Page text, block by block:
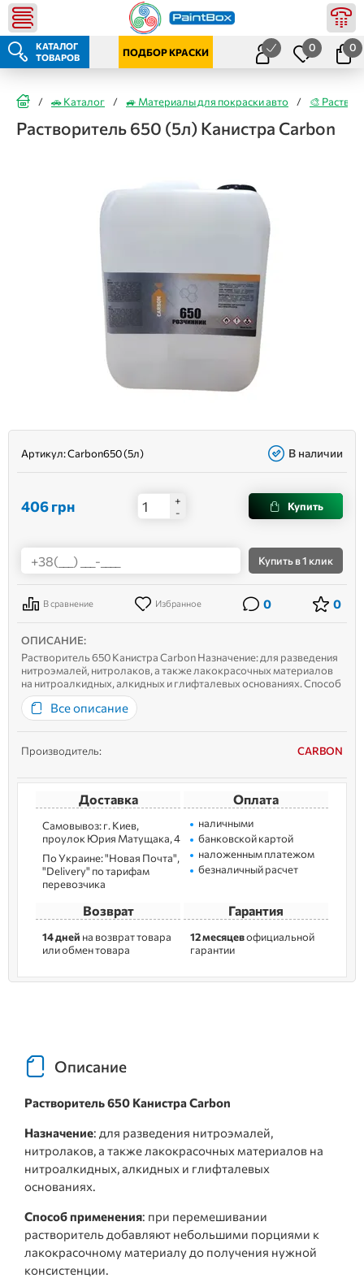
КАТАЛОГ
ТОВАРОВ
ПОДБОР КРАСКИ 0 0
/ 🚗 Каталог / 🚙 Материалы для покраски авто / 🎨
Растворитель 650 (5л) Канистра Carbon
Артикул:Carbon650 (5л) В наличии
406грн
+
-
Купить
Купитьв 1 клик
В сравнение Избранное 0 0
ОПИСАНИЕ:
Растворитель 650 Канистра Carbon Назначение: для разведения
нитроэмалей, нитролаков, а также лакокрасочных материалов
на нитроалкидных, алкидных и глифталевых основаниях. Способ
применения: при перемешивании растворитель добавляют
небольшими порциями к лакокрасочному материалу до
получения нужной ко...
Все описание
Производитель: CARBON
Доставка
Самовывоз: г. Kиев,
пpoулoк Юрия Матущака, 4
По Украине: "Новая Почта",
"Delivery" по тарифам
перевозчика
Оплата
наличными
банковской картой
наложенным платежом
безналичный расчет
Возврат
14 дней на возврат товара
или обмен товара
Гарантия
12 месяцевофициальной
гарантии
Описание
Растворитель 650 Канистра Carbon
Назначение: для разведения нитроэмалей,
нитролаков, а также лакокрасочных материалов на
нитроалкидных, алкидных и глифталевых
основаниях.
Способ применения: при перемешивании
растворитель добавляют небольшими порциями к
лакокрасочному материалу до получения нужной
консистенции.